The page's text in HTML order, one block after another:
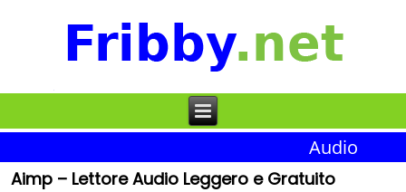
Audio
Aimp – Lettore Audio Leggero e Gratuito